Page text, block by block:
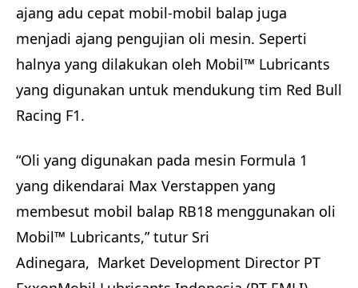
ajang adu cepat mobil-mobil balap juga
menjadi ajang pengujian oli mesin. Seperti
halnya yang dilakukan oleh Mobil™ Lubricants
yang digunakan untuk mendukung tim Red Bull
Racing F1.
“Oli yang digunakan pada mesin Formula 1
yang dikendarai Max Verstappen yang
membesut mobil balap RB18 menggunakan oli
Mobil™ Lubricants,” tutur Sri
Adinegara, Market Development Director PT